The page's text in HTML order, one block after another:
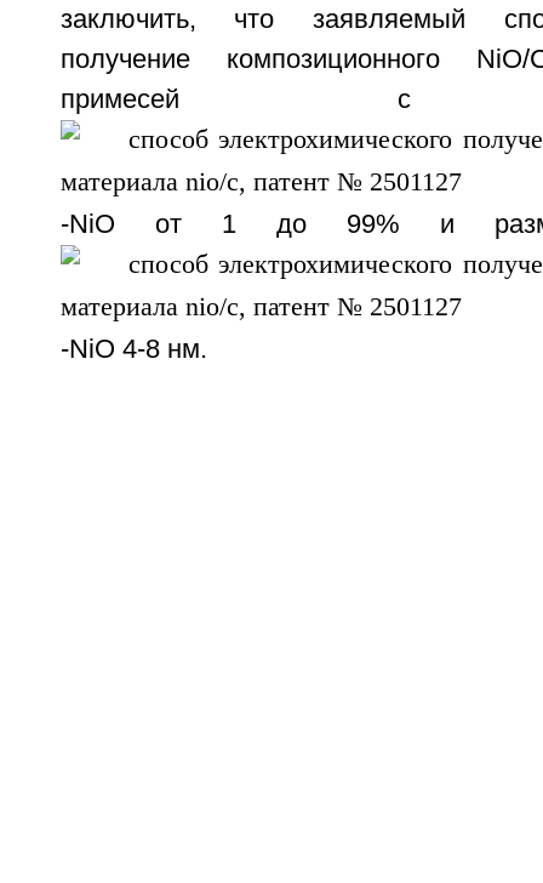
заключить, что заявляемый
получение композиционного
примесей с
-NiO от 1 до 99% и
-NiO 4-8 нм.